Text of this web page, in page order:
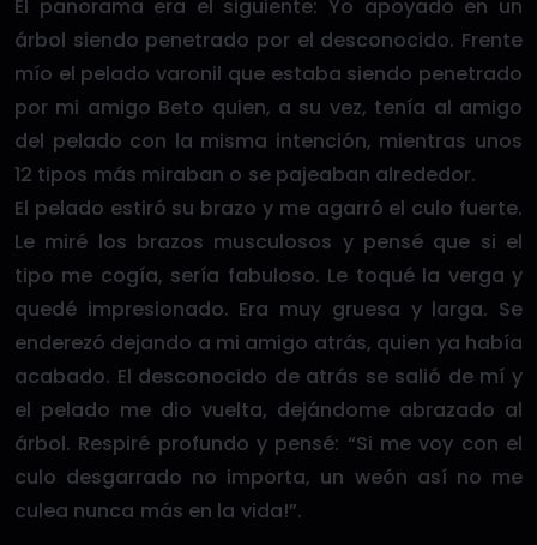
El panorama era el siguiente: Yo apoyado en un
árbol siendo penetrado por el desconocido. Frente
mío el pelado varonil que estaba siendo penetrado
por mi amigo Beto quien, a su vez, tenía al amigo
del pelado con la misma intención, mientras unos
12 tipos más miraban o se pajeaban alrededor.
El pelado estiró su brazo y me agarró el culo fuerte.
Le miré los brazos musculosos y pensé que si el
tipo me cogía, sería fabuloso. Le toqué la verga y
quedé impresionado. Era muy gruesa y larga. Se
enderezó dejando a mi amigo atrás, quien ya había
acabado. El desconocido de atrás se salió de mí y
el pelado me dio vuelta, dejándome abrazado al
árbol. Respiré profundo y pensé: “Si me voy con el
culo desgarrado no importa, un weón así no me
culea nunca más en la vida!”.